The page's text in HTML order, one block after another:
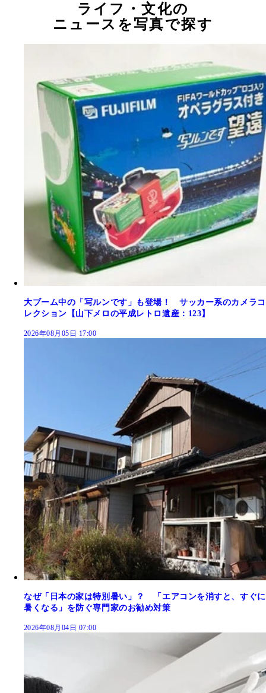
ライフ・文化の
ニュースを写真で探す
大ブーム中の「写ルンです」も登場！ サッカー系のカメラコ
レクション【山下メロの平成レトロ遺産：123】
2026年08月05日 17:00
なぜ「日本の家は特別暑い」？ 「エアコンを消すと、すぐに
暑くなる」を防ぐ専門家のお勧め対策
2026年08月04日 07:00